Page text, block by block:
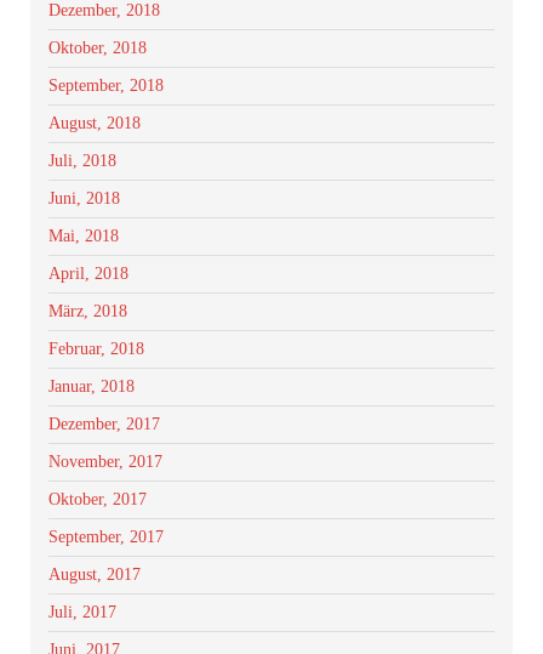
Dezember, 2018
Oktober, 2018
September, 2018
August, 2018
Juli, 2018
Juni, 2018
Mai, 2018
April, 2018
März, 2018
Februar, 2018
Januar, 2018
Dezember, 2017
November, 2017
Oktober, 2017
September, 2017
August, 2017
Juli, 2017
Juni, 2017